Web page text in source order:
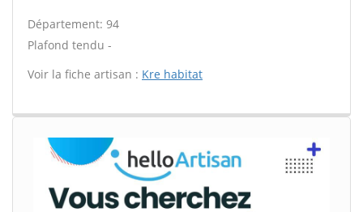
Département: 94
Plafond tendu -
Voir la fiche artisan : Kre habitat